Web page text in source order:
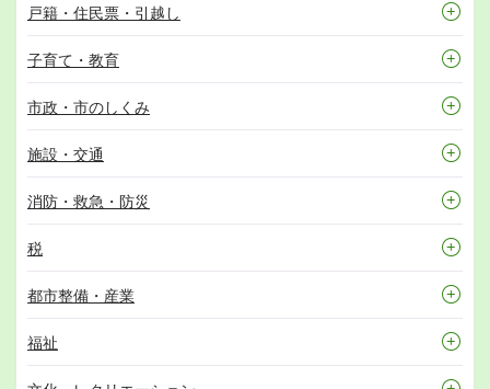
戸籍・住民票・引越し
子育て・教育
市政・市のしくみ
施設・交通
消防・救急・防災
税
都市整備・産業
福祉